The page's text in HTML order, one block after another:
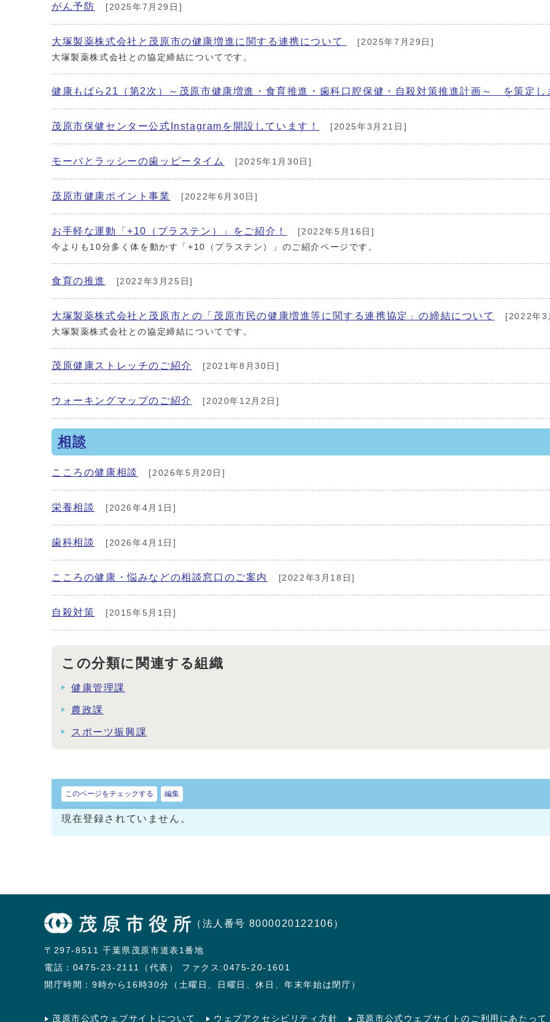
がん予防 [2025年7月29日]
大塚製薬株式会社と茂原市の健康増進に関する連携について
[2025年7月29日]
大塚製薬株式会社との協定締結についてです。
健康もばら21（第2次）～茂原市健康増進・食育推進・歯科口腔保健・自殺対策推進計画～ を策定し
茂原市保健センター公式Instagramを開設しています！ [2025年3月21日]
モーバとラッシーの歯ッピータイム [2025年1月30日]
茂原市健康ポイント事業 [2022年6月30日]
お手軽な運動「+10（プラステン）」をご紹介！
[2022年5月16日]
今よりも10分多く体を動かす「+10（プラステン）」のご紹介ページです。
食育の推進 [2022年3月25日]
大塚製薬株式会社と茂原市との「茂原市民の健康増進等に関する連携協定」の締結について
[2022年3
大塚製薬株式会社との協定締結についてです。
茂原健康ストレッチのご紹介 [2021年8月30日]
ウォーキングマップのご紹介 [2020年12月2日]
相談
こころの健康相談 [2026年5月20日]
栄養相談 [2026年4月1日]
歯科相談 [2026年4月1日]
こころの健康・悩みなどの相談窓口のご案内 [2022年3月18日]
自殺対策 [2015年5月1日]
この分類に関連する組織
健康管理課
農政課
スポーツ振興課
このページをチェックする 編集
現在登録されていません。
（法人番号 8000020122106）
〒297-8511 千葉県茂原市道表1番地
電話： 0475-23-2111（代表）
ファクス:0475-20-1601
開庁時間：9時から16時30分（土曜日、日曜日、休日、年末年始は閉庁）
茂原市公式ウェブサイトについて ウェブアクセシビリティ方針 茂原市公式ウェブサイトのご利用にあたって